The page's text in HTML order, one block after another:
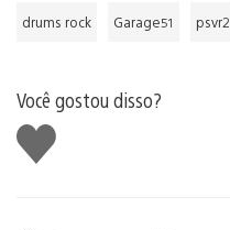
drums rock Garage51 psvr2
Você gostou disso?
Curtir